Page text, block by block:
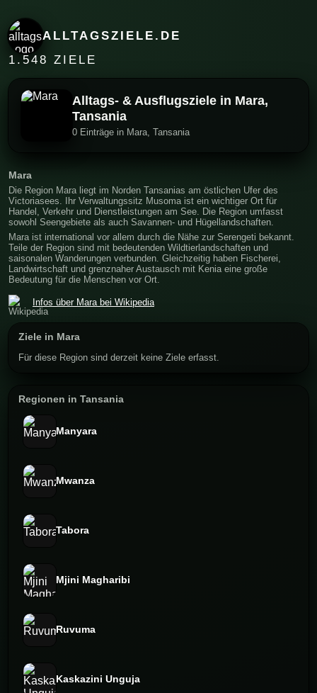
ALLTAGSZIELE.DE
1.548 ZIELE
Alltags- & Ausflugsziele in Mara,
Tansania
0 Einträge in Mara, Tansania
Mara
Die Region Mara liegt im Norden Tansanias am östlichen Ufer des
Victoriasees. Ihr Verwaltungssitz Musoma ist ein wichtiger Ort für
Handel, Verkehr und Dienstleistungen am See. Die Region umfasst
sowohl Seengebiete als auch Savannen- und Hügellandschaften.
Mara ist international vor allem durch die Nähe zur Serengeti bekannt.
Teile der Region sind mit bedeutenden Wildtierlandschaften und
saisonalen Wanderungen verbunden. Gleichzeitig haben Fischerei,
Landwirtschaft und grenznaher Austausch mit Kenia eine große
Bedeutung für die Menschen vor Ort.
Infos über Mara bei Wikipedia
Ziele in Mara
Für diese Region sind derzeit keine Ziele erfasst.
Regionen in Tansania
Manyara
Mwanza
Tabora
Mjini Magharibi
Ruvuma
Kaskazini Unguja